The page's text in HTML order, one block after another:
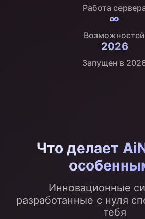
Работа
∞
Возможностей
2026
Запущен в
Что делает
Инновационные
разработанные с нуля
тебя